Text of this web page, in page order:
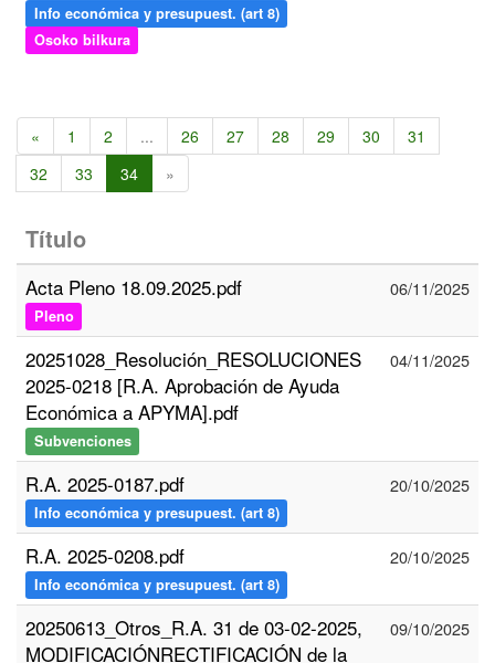
Info económica y presupuest. (art 8)
Osoko bilkura
« 1 2 ... 26 27 28 29 30
31
32
33 34 »
Título
Acta Pleno 18.09.2025.pdf
Pleno
06/11/2025
20251028_Resolución_RESOLUCIONES
2025-0218 [R.A. Aprobación de Ayuda
Económica a APYMA].pdf
Subvenciones
04/11/2025
R.A. 2025-0187.pdf
Info económica y presupuest. (art 8)
20/10/2025
R.A. 2025-0208.pdf
Info económica y presupuest. (art 8)
20/10/2025
20250613_Otros_R.A. 31 de 03-02-2025,
MODIFICACIÓNRECTIFICACIÓN de la
09/10/2025